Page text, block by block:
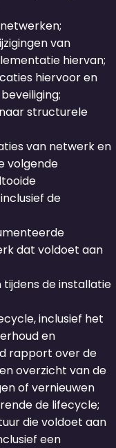
van
hiervan;
hiervoor en
structurele
van netwerk en
volgende
de
dat voldoet aan
de installatie
inclusief het
en
rapport over de
overzicht van de
of vernieuwen
de lifecycle;
die voldoet aan
een